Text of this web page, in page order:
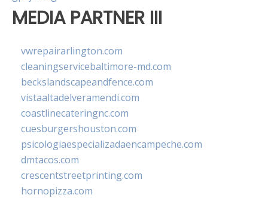
MEDIA PARTNER III
vwrepairarlington.com
cleaningservicebaltimore-md.com
beckslandscapeandfence.com
vistaaltadelveramendi.com
coastlinecateringnc.com
cuesburgershouston.com
psicologiaespecializadaencampeche.com
dmtacos.com
crescentstreetprinting.com
hornopizza.com